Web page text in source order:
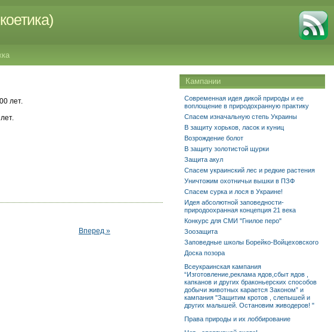
лет.
Вперед »
Кампании
Современная идея дикой природы и ее
воплощение в природохранную практику
Спасем изначальную степь Украины
В защиту хорьков, ласок и куниц
Возрождение болот
В защиту золотистой щурки
Защита акул
Спасем украинский лес и редкие растения
Уничтожим охотничьи вышки в ПЗФ
Спасем сурка и лося в Украине!
Идея абсолютной заповедности-
природоохранная концепция 21 века
Конкурс для СМИ "Гнилое перо"
Зоозащита
Заповедные школы Борейко-Войцеховского
Доска позора
Всеукраинская кампания
“Изготовление,реклама ядов,сбыт ядов ,
капканов и других браконьерских способов
добычи животных карается Законом” и
кампания "Защитим кротов , слепышей и
других малышей. Остановим живодеров! "
Права природы и их лоббирование